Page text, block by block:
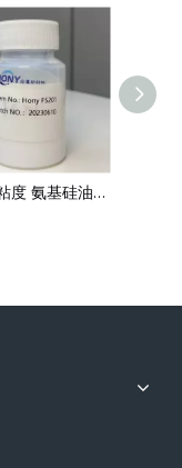
环保 高粘度 氨基硅油乳液 家居护理